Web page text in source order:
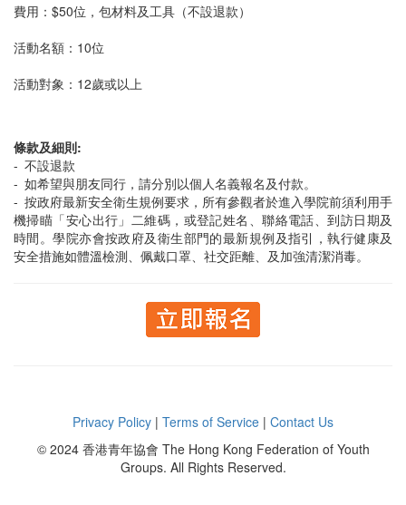
費用：$50位，包材料及工具（不設退款）
活動名額：10位
活動對象：12歲或以上
條款及細則:
- 不設退款
- 如希望與朋友同行，請分別以個人名義報名及付款。
- 按政府最新安全衛生規例要求，所有參觀者於進入學院前須利用手
機掃瞄「安心出行」二維碼，或登記姓名、聯絡電話、到訪日期及
時間。學院亦會按政府及衛生部門的最新規例及指引，執行健康及
安全措施如體溫檢測、佩戴口罩、社交距離、及加強清潔消毒。
Privacy Policy | Terms of Service | Contact Us
© 2024 香港青年協會 The Hong Kong Federation of Youth
Groups. All Rights Reserved.